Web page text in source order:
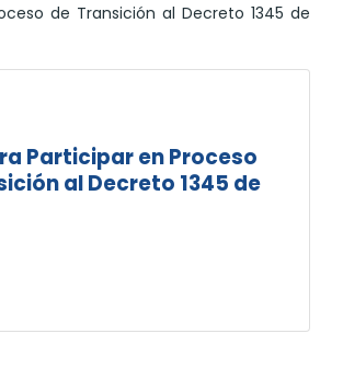
de Transición al Decreto 1345 de
Participar en Proceso
al Decreto 1345 de